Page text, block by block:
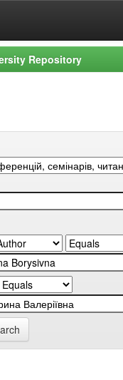
Repository